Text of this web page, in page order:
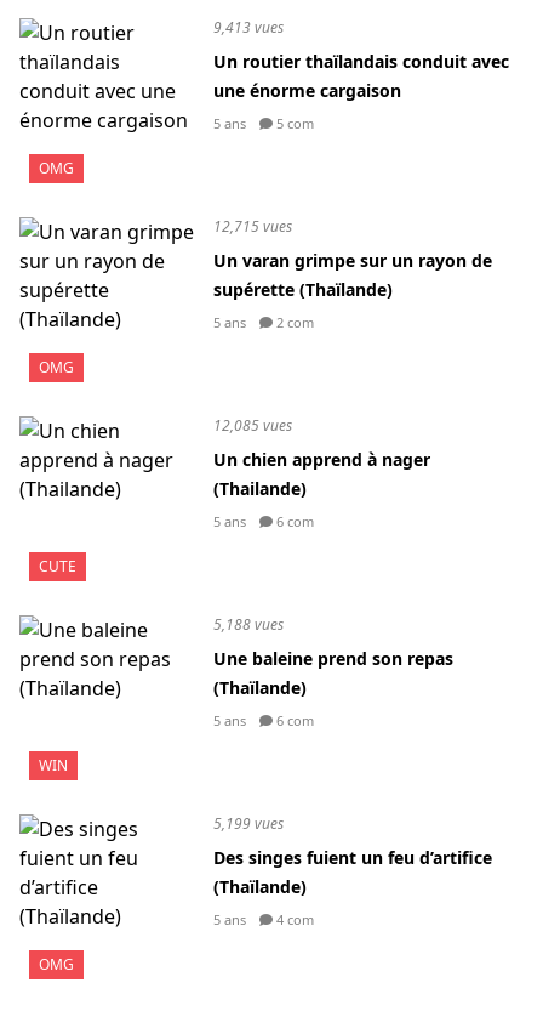
OMG
9,413 vues
Un routier thaïlandais conduit avec
une énorme cargaison
5 ans 5 com
OMG
12,715 vues
Un varan grimpe sur un rayon de
supérette (Thaïlande)
5 ans 2 com
CUTE
12,085 vues
Un chien apprend à nager
(Thailande)
5 ans 6 com
WIN
5,188 vues
Une baleine prend son repas
(Thaïlande)
5 ans 6 com
OMG
5,199 vues
Des singes fuient un feu d’artifice
(Thaïlande)
5 ans 4 com